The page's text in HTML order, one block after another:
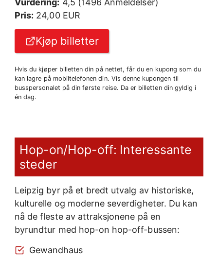
Vurdering: 4,5 (1496 Anmeldelser)
Pris: 24,00 EUR
Kjøp billetter
Hvis du kjøper billetten din på nettet, får du en kupong som du
kan lagre på mobiltelefonen din. Vis denne kupongen til
busspersonalet på din første reise. Da er billetten din gyldig i
én dag.
Hop-on/Hop-off: Interessante
steder
Leipzig byr på et bredt utvalg av historiske,
kulturelle og moderne severdigheter. Du kan
nå de fleste av attraksjonene på en
byrundtur med hop-on hop-off-bussen:
Gewandhaus